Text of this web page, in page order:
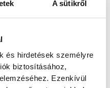
A sütikről
és hirdetések személyre
biztosításához,
Ezenkívül
érzés;